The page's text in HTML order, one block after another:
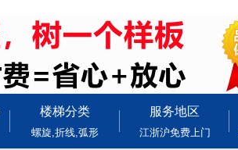
楼梯分类
螺旋,折线,弧形
服务地区
江浙沪免费上门